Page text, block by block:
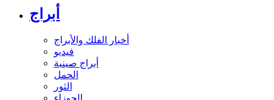
أبراج
أخبار الفلك والأبراج
فيديو
أبراج صينية
الحمل
الثور